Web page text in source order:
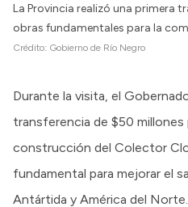
La Provincia realizó una primera
obras fundamentales para la
Crédito: Gobierno de Río Negro
Durante la visita, el
transferencia de $50 millones
construcción del Colector
fundamental para mejorar el
Antártida y América del Norte.